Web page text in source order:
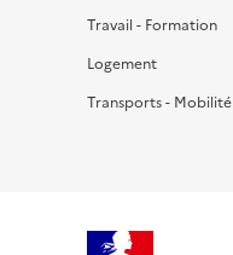
Travail - Formation
Logement
Transports - Mobilité